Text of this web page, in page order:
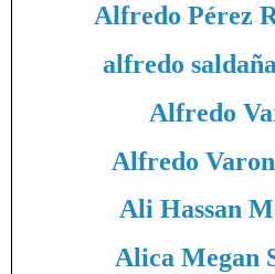
Alfredo Pérez
alfredo
Alfredo
Alfredo
Ali Hassan
Alica Megan